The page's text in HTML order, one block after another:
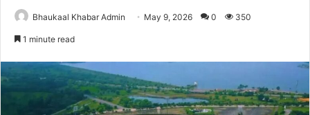
Bhaukaal Khabar Admin May 9, 2026 0 350
1 minute read